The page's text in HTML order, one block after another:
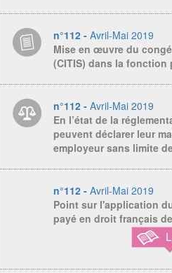
n°112 - Avril-Mai 2019
Mise en œuvre du
(CITIS) dans la
n°112 - Avril-Mai 2019
En l’état de la
peuvent déclarer leur
employeur sans limite
n°112 - Avril-Mai 2019
Point sur l'application
payé en droit français